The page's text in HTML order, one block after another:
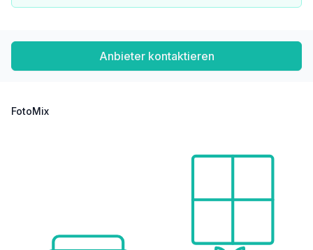
DIANOR Estates GmbH, Leopold-Werndl-Straße 27, 4400 Steyr
Anbieter kontaktieren
FotoMix